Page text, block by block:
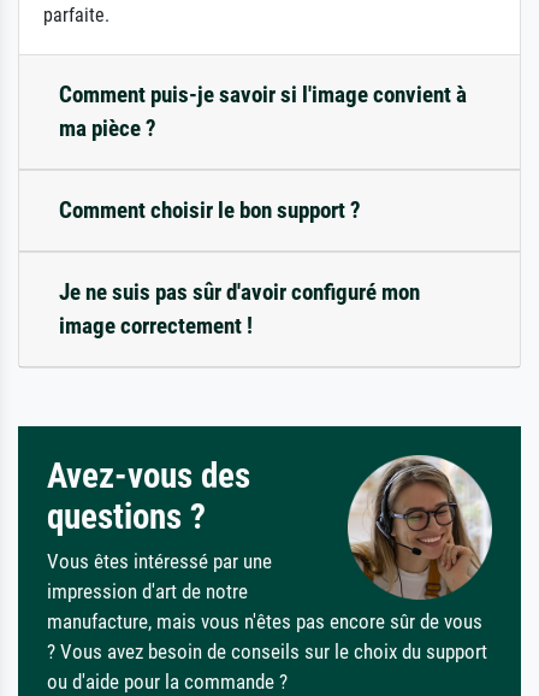
parfaite.
Comment puis-je savoir si l'image convient à
ma pièce ?
Comment choisir le bon support ?
Je ne suis pas sûr d'avoir configuré mon
image correctement !
Avez-vous des
questions ?
Vous êtes intéressé par une
impression d'art de notre
manufacture, mais vous n'êtes pas encore sûr de vous
? Vous avez besoin de conseils sur le choix du support
ou d'aide pour la commande ?